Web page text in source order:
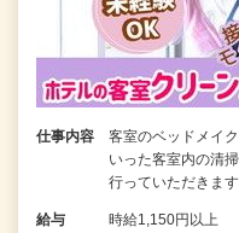
仕事内容
客室のベッドメイ
いった客室内の清
行っていただきま
給与 時給1,150円以上